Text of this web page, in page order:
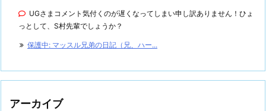
UGさまコメント気付くのが遅くなってしまい申し訳ありません！ひょ
っとして、S村先輩でしょうか？
保護中: マッスル兄弟の日記（兄、ハー...
アーカイブ